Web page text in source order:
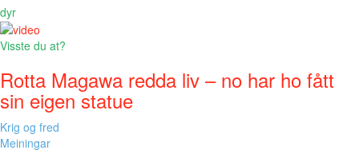
dyr
Visste du at?
Rotta Magawa redda liv – no har ho fått
sin eigen statue
Krig og fred
Meiningar